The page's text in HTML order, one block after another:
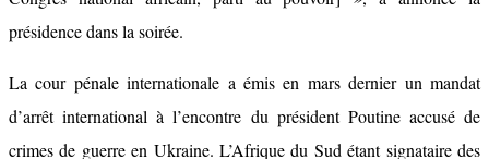
présidence dans la soirée.
La cour pénale internationale a émis en mars dernier un mandat
d’arrêt international à l’encontre du président Poutine accusé de
crimes de guerre en Ukraine. L’Afrique du Sud étant signataire des